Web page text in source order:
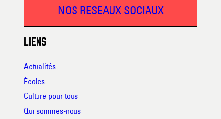
NOS RESEAUX SOCIAUX
LIENS
Actualités
Écoles
Culture pour tous
Qui sommes-nous